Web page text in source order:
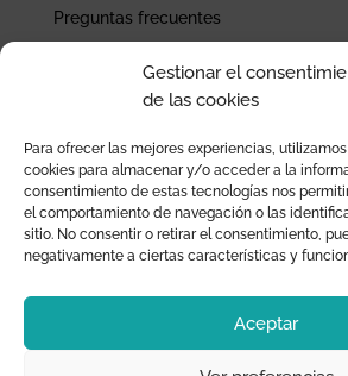
Gestionar el
de las cookies
Para ofrecer las mejores experiencias,
cookies para almacenar y/o acceder a la
consentimiento de estas tecnologías nos
el comportamiento de navegación o las
sitio. No consentir o retirar el consentimiento,
negativamente a ciertas características y
Aceptar
Preguntas frecuentes
Pago seguro
Devoluciones y garantía